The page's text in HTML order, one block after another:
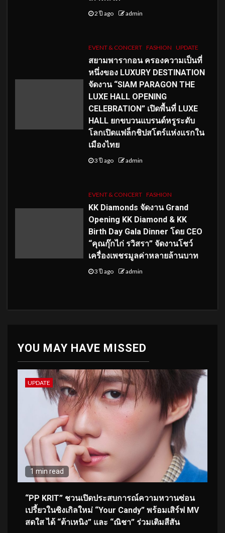
2 ปี ago admin
EVENT & CONCERT FASHION UPDATE
สยามพารากอน ครองความเป็นที่
หนึ่งของ LUXURY DESTINATION
จัดงาน “SIAM PARAGON THE
LUXE HALL OPENING
CELEBRATION” เปิดพื้นที่ LUXE
HALL ยกขบวนแบรนด์หรูระดับ
โลกเปิดแฟล็กชิปสโตร์แห่งแรกใน
เมืองไทย
3 ปี ago admin
EVENT & CONCERT FASHION
KK Diamonds จัดงาน Grand
Opening KK Diamond & KK
Birth Day Gala Dinner โดย CEO
“คุณกุ๊กไก่ รวิสรา” จัดงานโชว์
เครื่องเพชรมูลค่าหลายล้านบาท
3 ปี ago admin
YOU MAY HAVE MISSED
UPDATE
1 min read
“PP KRIT” ชวนเปิดประสบการณ์ความหวานซ่อน
เปรี้ยวในซิงเกิลใหม่ “Your Candy” พร้อมเสิร์ฟ MV
สดใส ได้ “ต้าเหนิง” และ “ณิชา” ร่วมเติมสีสัน